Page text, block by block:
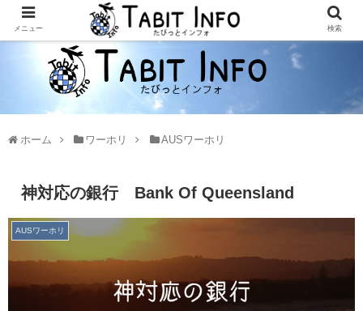
ホーム ワーホリ AUSワーホリ
神対応の銀行 Bank Of Queensland
AUSワーホリ
メニュー 検索